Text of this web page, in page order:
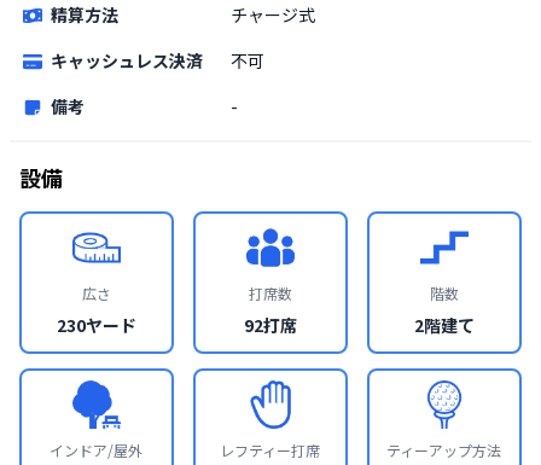
精算方法
チャージ式
キャッシュレス決済
不可
備考
-
設備
広さ
230ヤード
打席数
92打席
階数
2階建て
インドア/屋外 レフティー打席 ティーアップ方法